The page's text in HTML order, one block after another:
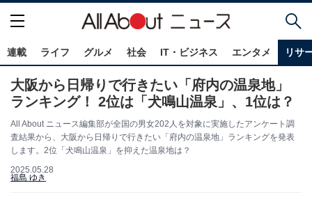
連載 ライフ グルメ 社会 IT・ビジネス エンタメ リサ
大阪から日帰りで行きたい「府内の温泉地」
ランキング！ 2位は「犬鳴山温泉」、1位は？
All About ニュース編集部が全国の男女202人を対象に実施したアンケート調
査結果から、大阪から日帰りで行きたい「府内の温泉地」ランキングを発表
します。2位「犬鳴山温泉」を抑えた温泉地は？
2025.05.28
福島 ゆき